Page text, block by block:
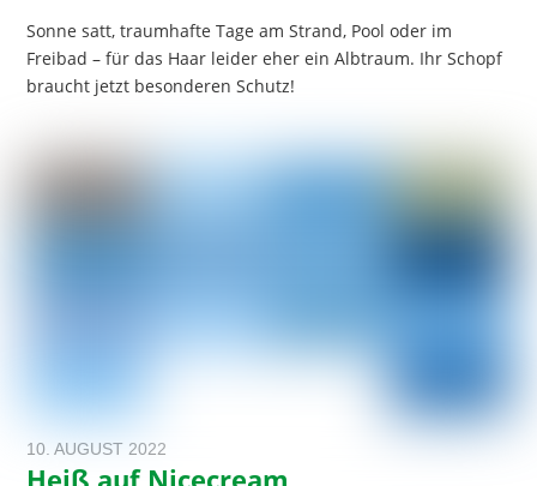
Sonne satt, traumhafte Tage am Strand, Pool oder im
Freibad – für das Haar leider eher ein Albtraum. Ihr Schopf
braucht jetzt besonderen Schutz!
10. AUGUST 2022